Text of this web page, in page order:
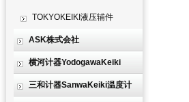
TOKYOKEIKI液压辅件
ASK株式会社
横河计器YodogawaKeiki
三和计器SanwaKeiki温度计